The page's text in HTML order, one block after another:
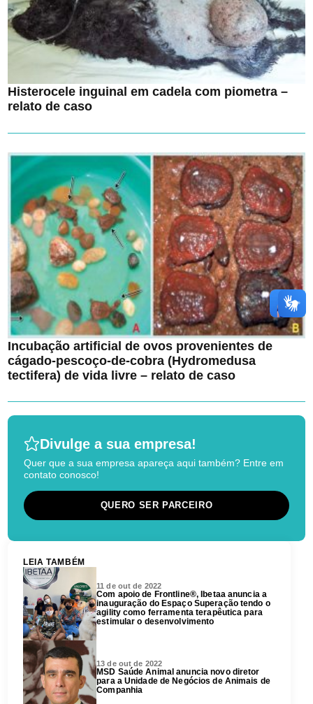
Histerocele inguinal em cadela com piometra –
relato de caso
Incubação artificial de ovos provenientes de
cágado-pescoço-de-cobra (Hydromedusa
tectifera) de vida livre – relato de caso
Divulge a sua empresa!
Quer que a sua empresa apareça aqui também? Entre em
contato conosco!
QUERO SER PARCEIRO
LEIA TAMBÉM
11 de out de 2022
Com apoio de Frontline®, Ibetaa anuncia a
inauguração do Espaço Superação tendo o
agility como ferramenta terapêutica para
estimular o desenvolvimento
13 de out de 2022
MSD Saúde Animal anuncia novo diretor
para a Unidade de Negócios de Animais de
Companhia